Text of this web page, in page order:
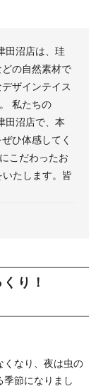
田沼店は、珪
の自然素材で
ザインテイス
私たちの
田沼店で、本
ひ体感してく
こだわったお
たします。皆
り！
くなり、夜は虫の
季節になりまし